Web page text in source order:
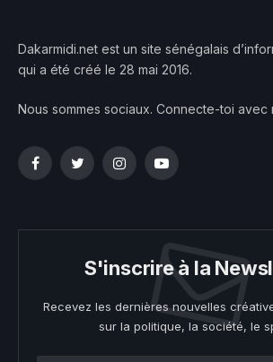
Dakarmidi.net est un site sénégalais
qui a été créé le 28 mai 2016.
Nous sommes sociaux. Connecte-toi avec
FacebookTwitterInstagramYouTube
S'inscrire à la
Recevez les dernières nouvelles
sur la politique, la société, le